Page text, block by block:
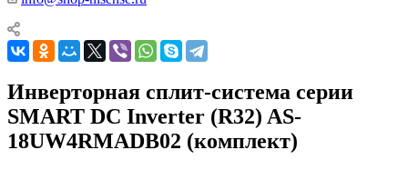
Инверторная сплит-система серии
SMART DC Inverter (R32) AS-
18UW4RMADB02 (комплект)